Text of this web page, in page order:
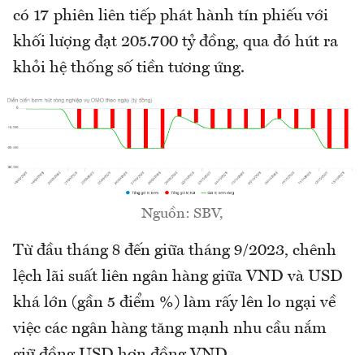
có 17 phiên liên tiếp phát hành tín phiếu với
khối lượng đạt 205.700 tỷ đồng, qua đó hút ra
khỏi hệ thống số tiền tương ứng.
Nguồn: SBV,
Từ đầu tháng 8 đến giữa tháng 9/2023, chênh
lệch lãi suất liên ngân hàng giữa VND và USD
khá lớn (gần 5 điểm %) làm rấy lên lo ngại về
việc các ngân hàng tăng mạnh nhu cầu nắm